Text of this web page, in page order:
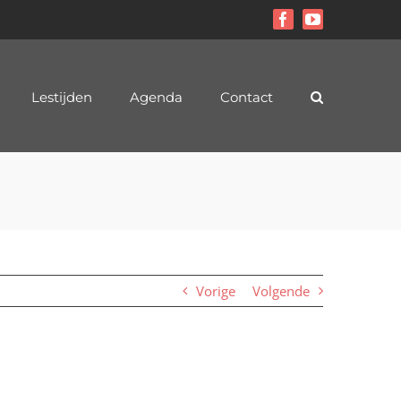
FacebookYouTube
Lestijden Agenda Contact
Vorige Volgende